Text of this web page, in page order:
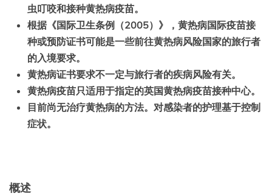
虫叮咬和接种黄热病疫苗。
根据《国际卫生条例（2005）》，黄热病国际疫苗接
种或预防证书可能是一些前往黄热病风险国家的旅行者
的入境要求。
黄热病证书要求不一定与旅行者的疾病风险有关。
黄热病疫苗只适用于指定的英国黄热病疫苗接种中心。
目前尚无治疗黄热病的方法。对感染者的护理基于控制
症状。
概述